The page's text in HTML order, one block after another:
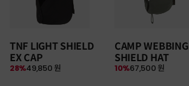
TNF LIGHT SHIELD
EX CAP
49,850 원
28%
CAMP WEBBING
SHIELD HAT
67,500 원
10%
여름 탈출 원정대
30만원 이상 구매 시
뉴질랜드 & 제주도 여행권 증정 찬스